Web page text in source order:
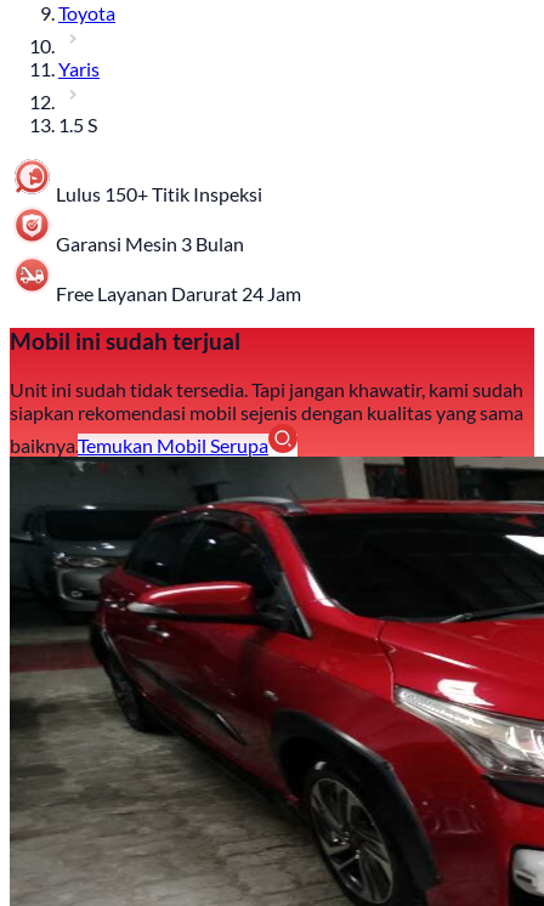
Toyota
Yaris
1.5 S
Lulus 150+ Titik Inspeksi
Garansi Mesin 3 Bulan
Free Layanan Darurat 24 Jam
Mobil ini sudah terjual
Unit ini sudah tidak tersedia. Tapi jangan khawatir, kami sudah
siapkan rekomendasi mobil sejenis dengan kualitas yang sama
baiknya.Temukan Mobil Serupa